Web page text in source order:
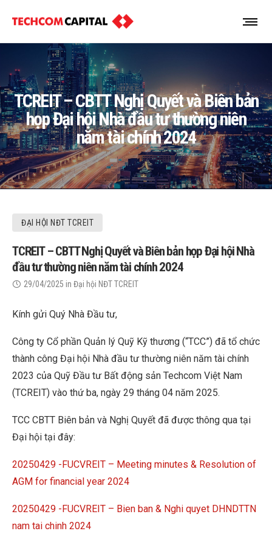
TCREIT – CBTT Nghị Quyết và Biên bản
họp Đại hội Nhà đầu tư thường niên
năm tài chính 2024
ĐẠI HỘI NĐT TCREIT
TCREIT – CBTT Nghị Quyết và Biên bản họp Đại hội Nhà
đầu tư thường niên năm tài chính 2024
29/04/2025 in Đại hội NĐT TCREIT
Kính gửi Quý Nhà Đầu tư,
Công ty Cổ phần Quản lý Quỹ Kỹ thương (“TCC”) đã tổ chức
thành công Đại hội Nhà đầu tư thường niên năm tài chính
2023 của Quỹ Đầu tư Bất động sản Techcom Việt Nam
(TCREIT) vào thứ ba, ngày 29 tháng 04 năm 2025.
TCC CBTT Biên bản và Nghị Quyết đã được thông qua tại
Đại hội tại đây:
20250429 -FUCVREIT – Meeting minutes & Resolution of
AGM for financial year 2024
20250429 -FUCVREIT – Bien ban & Nghi quyet DHNDTTN
nam tai chinh 2024